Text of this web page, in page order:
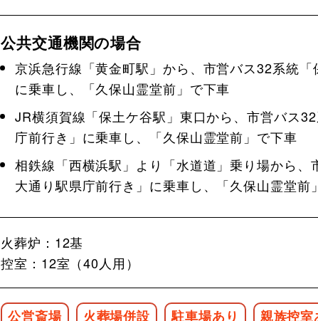
公共交通機関の場合
京浜急行線「黄金町駅」から、市営バス32系統「
に乗車し、「久保山霊堂前」で下車
JR横須賀線「保土ケ谷駅」東口から、市営バス
庁前行き」に乗車し、「久保山霊堂前」で下車
相鉄線「西横浜駅」より「水道道」乗り場から、
大通り駅県庁前行き」に乗車し、「久保山霊堂前
火葬炉：12基
控室：12室（40人用）
公営斎場 火葬場併設 駐車場あり 親族控室